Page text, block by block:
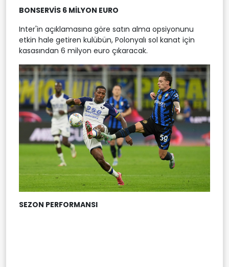
BONSERVİS 6 MİLYON EURO
Inter'in açıklamasına göre satın alma opsiyonunu
etkin hale getiren kulübün, Polonyalı sol kanat için
kasasından 6 milyon euro çıkaracak.
SEZON PERFORMANSI